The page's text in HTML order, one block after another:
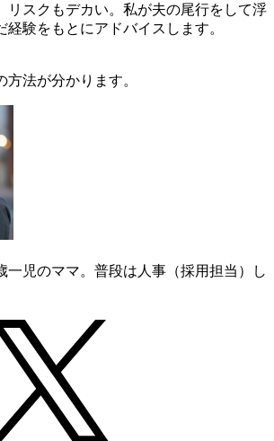
リスクもデカい。私が夫の尾行をして浮
験をもとにアドバイスします。
法が分かります。
一児のママ。普段は人事（採用担当）し